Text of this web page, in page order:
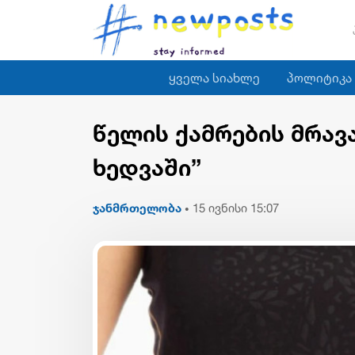
ყველა სიახლე პოლიტიკა
წელის ქამრების
ხედვაში”
ჯანმრთელობა • 15 ივნისი 15:07